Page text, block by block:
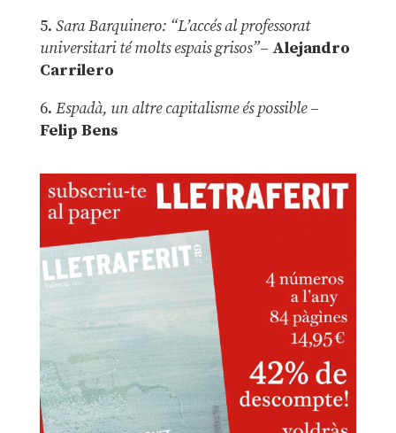
5. Sara Barquinero: “L’accés al professorat
universitari té molts espais grisos”– Alejandro
Carrilero
6. Espadà, un altre capitalisme és possible –
Felip Bens